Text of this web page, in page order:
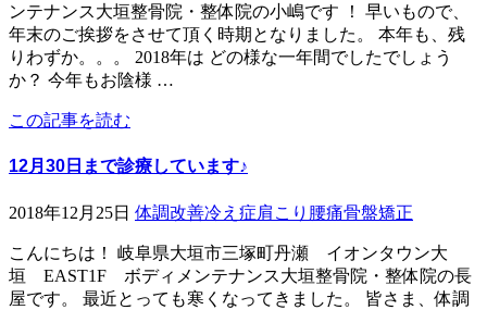
ンテナンス大垣整骨院・整体院の小嶋です ！ 早いもので、
年末のご挨拶をさせて頂く時期となりました。 本年も、残
りわずか。。。 2018年は どの様な一年間でしたでしょう
か？ 今年もお陰様 …
この記事を読む
12月30日まで診療しています♪
2018年12月25日 体調改善冷え症肩こり 腰痛骨盤矯正
こんにちは！ 岐阜県大垣市三塚町丹瀬 イオンタウン大
垣 EAST1F ボディメンテナンス大垣整骨院・整体院の長
屋です。 最近とっても寒くなってきました。 皆さま、体調